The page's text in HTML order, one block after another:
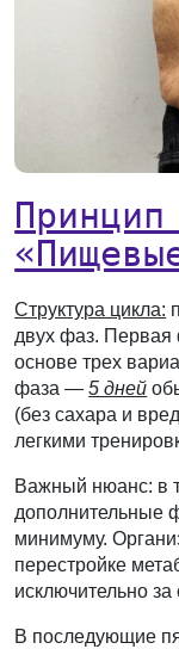
Структура цикла:
двух фаз.
основе трех
фаза —5 дней
(без сахара и
легкими
Важный нюанс: в
дополнительные
минимуму.
перестройке
исключительно
В последующие